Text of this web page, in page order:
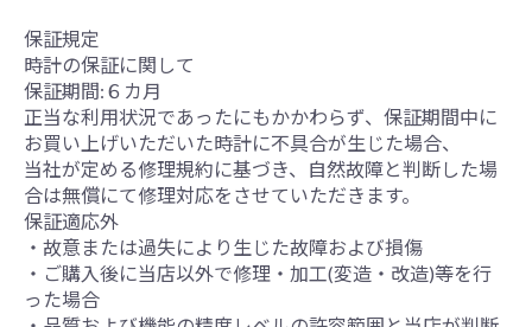
保証規定
時計の保証に関して
保証期間:６カ月
正当な利用状況であったにもかかわらず、保証期間中に
お買い上げいただいた時計に不具合が生じた場合、
当社が定める修理規約に基づき、自然故障と判断した場
合は無償にて修理対応をさせていただきます。
保証適応外
・故意または過失により生じた故障および損傷
・ご購入後に当店以外で修理・加工(変造・改造)等を行
った場合